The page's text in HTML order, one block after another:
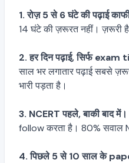
1. रोज़ 5 से 6 घंटे की पढ़ाई
14 घंटे की ज़रूरत नहीं। ज़रूरी
2. हर दिन पढ़ाई, सिर्फ exam
साल भर लगातार पढ़ाई सबसे
भारी पड़ता है।
3. NCERT पहले, बाकी बाद में।
follow करता है। 80% सवाल
4. पिछले 5 से 10 साल के